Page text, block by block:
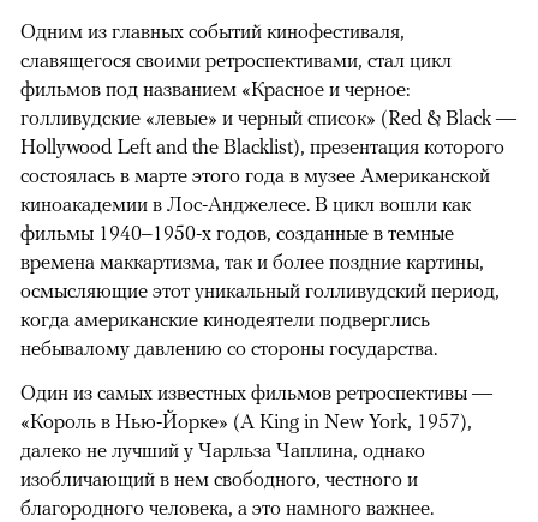
Одним из главных событий кинофестиваля,
славящегося своими ретроспективами, стал цикл
фильмов под названием «Красное и черное:
голливудские «левые» и черный список» (Red & Black —
Hollywood Left and the Blacklist), презентация которого
состоялась в марте этого года в музее Американской
киноакадемии в Лос-Анджелесе. В цикл вошли как
фильмы 1940–1950-х годов, созданные в темные
времена маккартизма, так и более поздние картины,
осмысляющие этот уникальный голливудский период,
когда американские кинодеятели подверглись
небывалому давлению со стороны государства.
Один из самых известных фильмов ретроспективы —
«Король в Нью-Йорке» (A King in New York, 1957),
далеко не лучший у Чарльза Чаплина, однако
изобличающий в нем свободного, честного и
благородного человека, а это намного важнее.